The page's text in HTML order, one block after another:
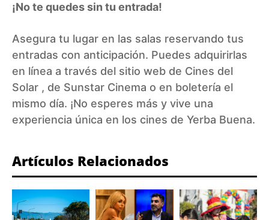
¡No te quedes sin tu entrada!
Asegura tu lugar en las salas reservando tus
entradas con anticipación. Puedes adquirirlas
en línea a través del sitio web de Cines del
Solar , de Sunstar Cinema o en boletería el
mismo día. ¡No esperes más y vive una
experiencia única en los cines de Yerba Buena.
Artículos Relacionados